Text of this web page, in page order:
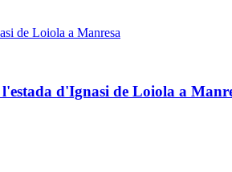
d'Ignasi de Loiola a